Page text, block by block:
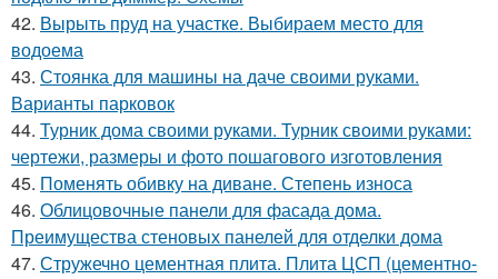
42. Вырыть пруд на участке. Выбираем место для
водоема
43. Стоянка для машины на даче своими руками.
Варианты парковок
44. Турник дома своими руками. Турник своими руками:
чертежи, размеры и фото пошагового изготовления
45. Поменять обивку на диване. Степень износа
46. Облицовочные панели для фасада дома.
Преимущества стеновых панелей для отделки дома
47. Стружечно цементная плита. Плита ЦСП (цементно-